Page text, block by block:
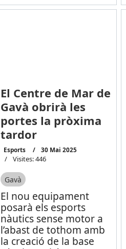
El Centre de Mar de
Gavà obrirà les
portes la pròxima
tardor
Esports 30 Mai 2025
Visites: 446
Gavà
El nou equipament
posarà els esports
nàutics sense motor a
l’abast de tothom amb
la creació de la base